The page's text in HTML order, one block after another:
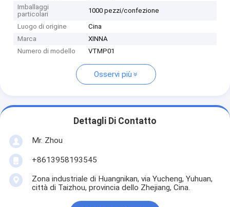
Imballaggi
particolari
1000 pezzi/confezione
Luogo di origine
Cina
Marca
XINNA
Numero di modello
VTMP01
Osservi più
Dettagli Di Contatto
Mr. Zhou
+8613958193545
Zona industriale di Huangnikan, via Yucheng, Yuhuan,
città di Taizhou, provincia dello Zhejiang, Cina.